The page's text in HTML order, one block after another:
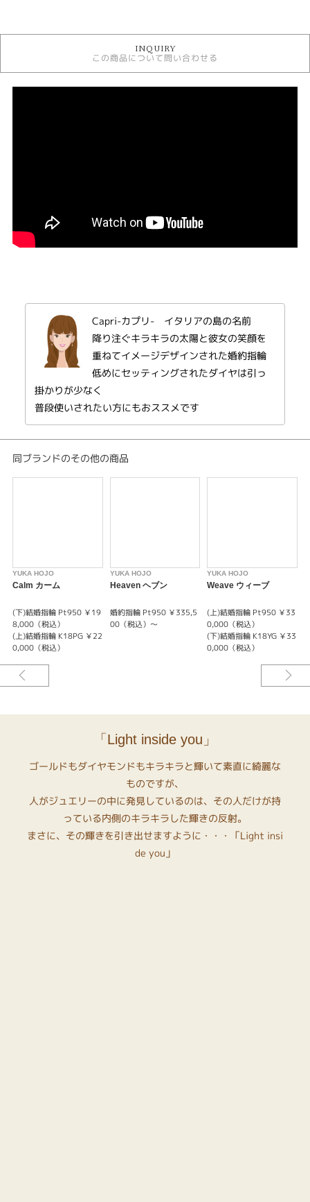
婚約指輪
婚約指輪 アンティーク
婚約指輪 ストレート
婚約指輪 ソリテール
婚約指輪 シンプル
婚約指輪
ストレート
紹介文
〜カプリ〜
What you say,What you do,
Everything you do is my paradise.
明るい君のすべてが僕を照らす。
陽気な太陽の包み込むようなあたたかさが、大好きな人の笑顔を想い出させ
る、そんな印象のCapriで、YUKA HOJOのラインナップの中でも発売以
※リングの素材がK18YGの場合の料金です。
※中石が約0.15ct/G-SI1-3EX(H＆C)の場合の料金です。
※選ばれる素材・ダイヤモンドグレードによって価格が変わります。
INQUIRY
この商品について問い合わせる
Capri-カプリ- イタリアの島の名前
降り注ぐキラキラの太陽と彼女の笑顔を
重ねてイメージデザインされた婚約指輪
低めにセッティングされたダイヤは引っ
掛かりが少なく
普段使いされたい方にもおススメです
同ブランドのその他の商品
YUKA HOJO
Calm カーム
(下)結婚指輪 Pt950 ￥19
8,000（税込）
(上)結婚指輪 K18PG ￥22
0,000（税込）
YUKA HOJO
Heaven ヘブン
婚約指輪 Pt950 ￥335,5
00（税込）～
YUKA HOJO
Weave ウィーブ
(上)結婚指輪 Pt950 ￥33
0,000（税込）
(下)結婚指輪 K18YG ￥33
0,000（税込）
「Light inside you」
ゴールドもダイヤモンドもキラキラと輝いて素直に綺麗な
ものですが、
人がジュエリーの中に発見しているのは、その人だけが持
っている内側のキラキラした輝きの反射。
まさに、その輝きを引き出せますように・・・「Light insi
de you」